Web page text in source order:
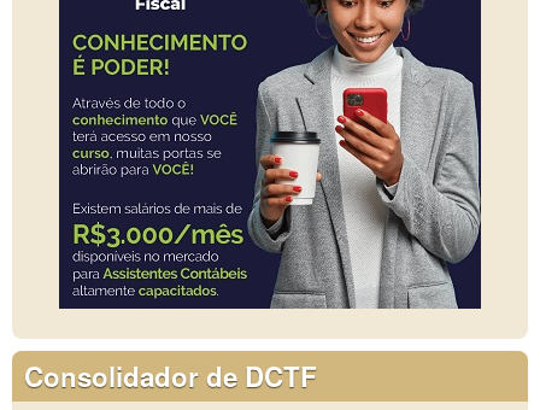
Consolidador de DCTF